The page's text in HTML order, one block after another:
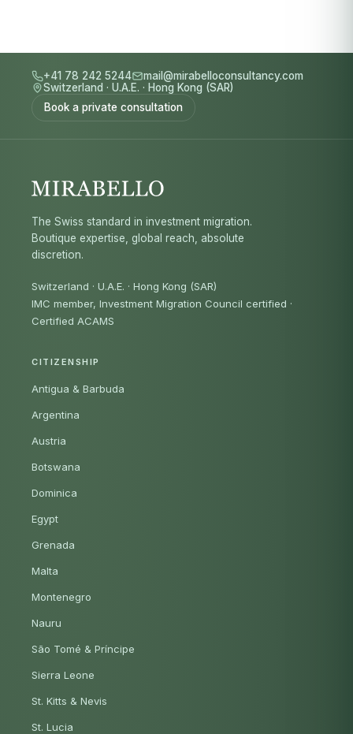
+41 78 242 5244
mail@mirabelloconsultancy.com
Switzerland · U.A.E. · Hong Kong (SAR)
Book a private consultation
The Swiss standard in investment migration.
Boutique expertise, global reach, absolute
discretion.
Switzerland · U.A.E. · Hong Kong (SAR)
IMC member, Investment Migration Council certified ·
Certified ACAMS
CITIZENSHIP
Antigua & Barbuda
Argentina
Austria
Botswana
Dominica
Egypt
Grenada
Malta
Montenegro
Nauru
São Tomé & Príncipe
Sierra Leone
St. Kitts & Nevis
St. Lucia